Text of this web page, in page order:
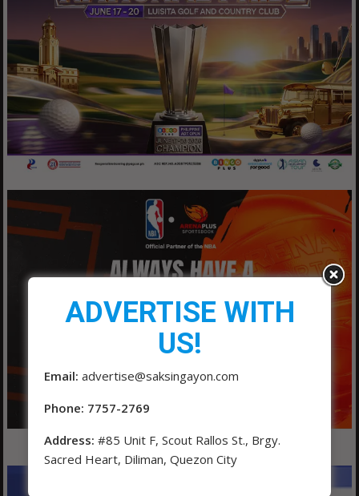
ADVERTISE WITH
US!
Email: advertise@saksingayon.com
Phone: 7757-2769
Address: #85 Unit F, Scout Rallos St., Brgy.
Sacred Heart, Diliman, Quezon City